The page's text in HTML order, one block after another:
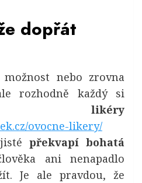
dopřát
nebo zrovna
rozhodně každý si
likéry
ovocne-likery/
překvapí bohatá
ani nenapadlo
Je ale pravdou, že